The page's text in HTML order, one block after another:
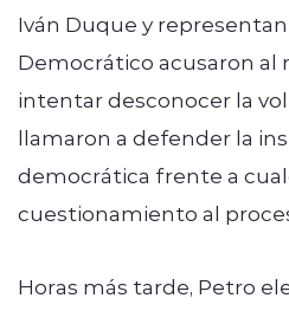
Iván Duque y
Democrático acusaron al
intentar desconocer la
llamaron a defender la
democrática frente a
cuestionamiento al
Horas más tarde, Petro